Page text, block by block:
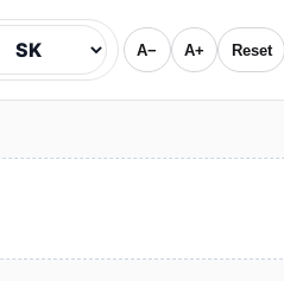
A− A+ Reset